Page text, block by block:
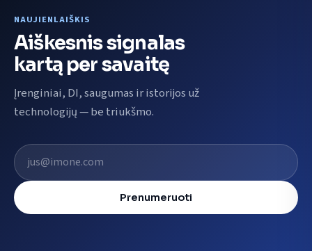
NAUJIENLAIŠKIS
Aiškesnis signalas
kartą per savaitę
Įrenginiai, DI, saugumas ir istorijos už
technologijų — be triukšmo.
El. pašto adresas
Prenumeruoti